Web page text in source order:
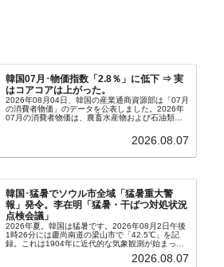
韓国07月･物価指数「2.8％」に低下 ⇒ 実
はコアコアは上がった。
2026年08月04日、韓国の産業通商資源部は「07月
の消費者物価」のデータを公表しました。2026年
07月の消費者物価は、農畜水産物および石油類の
2.8％上昇（06月は3.2％）となり、上昇率は前...
2026.08.07
韓国･猛暑でソウル市全域「猛暑重大警
報」発令。李在明「猛暑・干ばつ対処状況
点検会議」
2026年夏。韓国は猛暑です。2026年08月2日午後
1時26分には慶尚南道の梁山市で「42.5℃」を記
録。これは1904年に近代的な気象観測が始まって
以来の韓国史上最高気温です。08月04日には、ソ
ウル市全域への「猛暑重大警報」が発令され...
2026.08.07